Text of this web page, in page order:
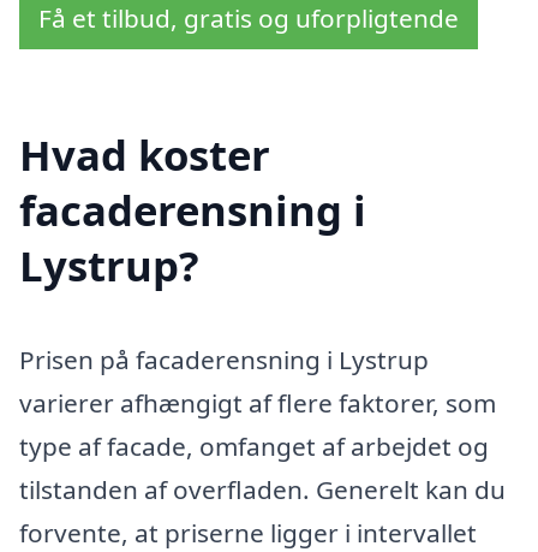
Få et tilbud, gratis og uforpligtende
Hvad koster
facaderensning i
Lystrup?
Prisen på facaderensning i Lystrup
varierer afhængigt af flere faktorer, som
type af facade, omfanget af arbejdet og
tilstanden af overfladen. Generelt kan du
forvente, at priserne ligger i intervallet